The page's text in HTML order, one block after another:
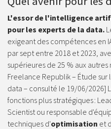
L'essor de l'intelligence
pour les experts de la data.
exigeant des compétences en
par sept entre 2018 et 2023,
supérieures de 25 % aux
Freelance Republik – Étude
data – consulté le 19/06/2026]
fonctions plus stratégiques :
Scientist ou responsable
techniques d'optimisation et